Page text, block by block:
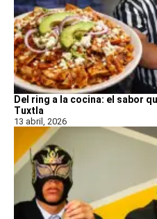
Del ring a la cocina: el sabor
Tuxtla
13 abril, 2026